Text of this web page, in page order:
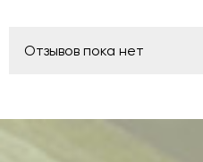
Отзывов пока нет